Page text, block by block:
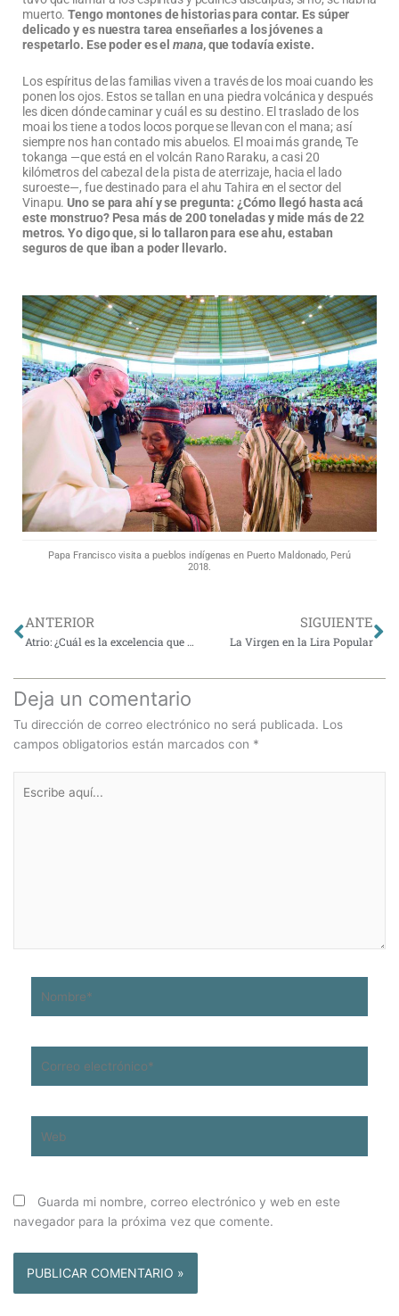
muerto.Tengo montones de historias para contar. Es súper
delicado y es nuestra tarea enseñarles a los jóvenes a
respetarlo. Ese poder es elmana, que todavía existe.
Los espíritus de las familias viven a través de los moai cuando les
ponen los ojos. Estos se tallan en una piedra volcánica y después
les dicen dónde caminar y cuál es su destino. El traslado de los
moai los tiene a todos locos porque se llevan con el mana; así
siempre nos han contado mis abuelos. El moai más grande, Te
tokanga —que está en el volcán Rano Raraku, a casi 20
kilómetros del cabezal de la pista de aterrizaje, hacia el lado
suroeste—, fue destinado para el ahu Tahira en el sector del
Vinapu.Uno se para ahí y se pregunta: ¿Cómo llegó hasta acá
este monstruo? Pesa más de 200 toneladas y mide más de 22
metros. Yo digo que, si lo tallaron para ese ahu, estaban
seguros de que iban a poder llevarlo.
Papa Francisco visita a pueblos indígenas en Puerto Maldonado, Perú
2018.
Ant
ANTERIOR
Atrio: ¿Cuál es la excelencia que busca la UC?
SIGUIENTE
La Virgen en la Lira Popular
Deja un comentario
Tu dirección de correo electrónico no será publicada. Los
campos obligatorios están marcados con *
aquí...
electrónico*
Guarda mi nombre, correo electrónico y web en este
navegador para la próxima vez que comente.